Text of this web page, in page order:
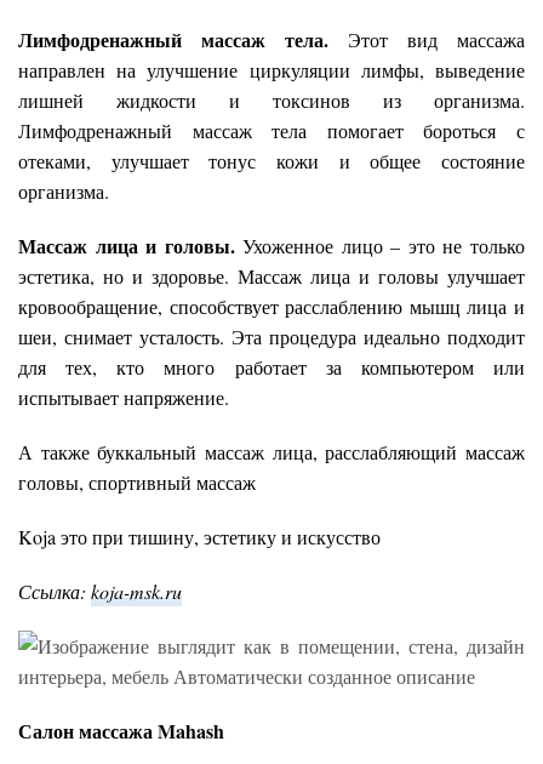
Лимфодренажный массаж тела. Этот вид массажа
направлен на улучшение циркуляции лимфы, выведение
лишней жидкости и токсинов из организма.
Лимфодренажный массаж тела помогает бороться с
отеками, улучшает тонус кожи и общее состояние
организма.
Массаж лица и головы.Ухоженное лицо – это не только
эстетика, но и здоровье. Массаж лица и головы улучшает
кровообращение, способствует расслаблению мышц лица и
шеи, снимает усталость. Эта процедура идеально подходит
для тех, кто много работает за компьютером или
испытывает напряжение.
А также буккальный массаж лица, расслабляющий массаж
головы, спортивный массаж
Koja это при тишину, эстетику и искусство
Ссылка: koja-msk.ru
Салон массажа Mahash